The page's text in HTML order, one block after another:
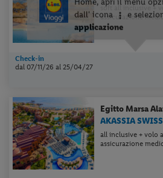
soft all inclusive +
assicurazione
Check-in
dal 07/11/26al 25/04/27
Egitto Marsa
AKASSIA
all inclusive + volo
assicurazione